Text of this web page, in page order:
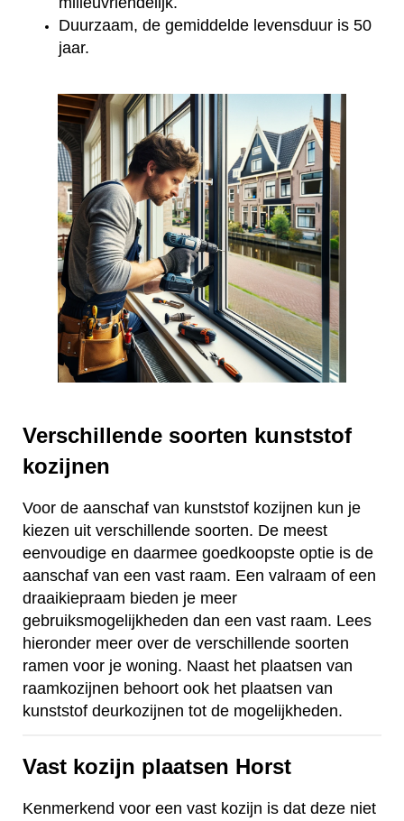
Duurzaam, de gemiddelde levensduur is 50
jaar.
Verschillende soorten kunststof
kozijnen
Voor de aanschaf van kunststof kozijnen kun je
kiezen uit verschillende soorten. De meest
eenvoudige en daarmee goedkoopste optie is de
aanschaf van een vast raam. Een valraam of een
draaikiepraam bieden je meer
gebruiksmogelijkheden dan een vast raam. Lees
hieronder meer over de verschillende soorten
ramen voor je woning. Naast het plaatsen van
raamkozijnen behoort ook het plaatsen van
kunststof deurkozijnen tot de mogelijkheden.
Vast kozijn plaatsen Horst
Kenmerkend voor een vast kozijn is dat deze niet